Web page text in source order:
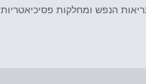
הנפש ומחלקות פסיכיאטריות.